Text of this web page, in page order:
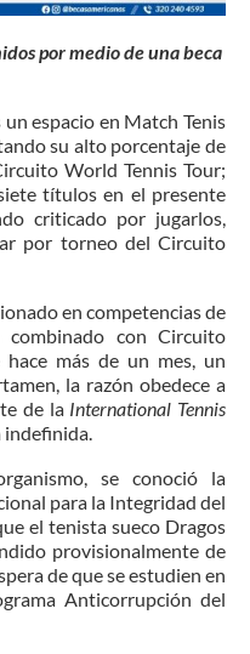
por medio de una beca
espacio en Match Tenis
su alto porcentaje de
World Tennis Tour;
títulos en el presente
criticado por jugarlos,
por torneo del Circuito
en competencias de
combinado con Circuito
más de un mes, un
la razón obedece a
de la International Tennis
indefinida.
se conoció la
para la Integridad del
el tenista sueco Dragos
provisionalmente de
de que se estudien en
Anticorrupción del